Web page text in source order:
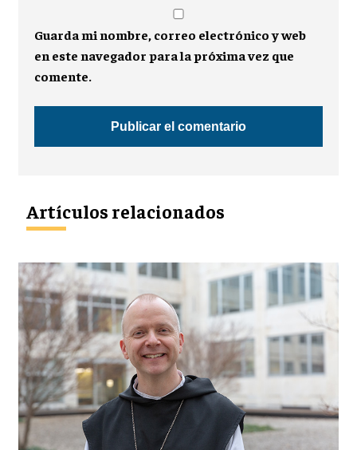
Guarda mi nombre, correo electrónico y web
en este navegador para la próxima vez que
comente.
Artículos relacionados